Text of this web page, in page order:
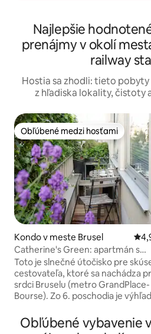
Najlepšie
prenájmy v okolí
railway
Hostia sa zhodli: tieto
z hľadiska lokality, čistoty
Obľúbené medzi hosťami
Obľúbené medzi hosťami
Kondo v meste Brusel
Catherine's Green: apartmán s
balkónom neďaleko Grand Place
Toto je slnečné útočisko pre
cestovateľa, ktoré sa nachádza
srdci Bruselu (metro GrandPlace-
Bourse). Zo 6. poschodia je výhľad na
Okolie je obklopené dizajnérskymi
obchodmi, gurmánskymi
Obľúbené vybavenie